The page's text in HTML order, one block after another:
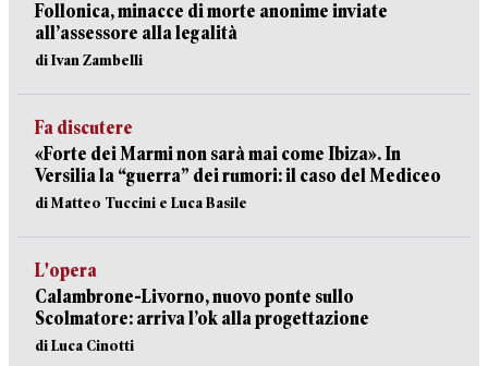
Follonica, minacce di morte anonime inviate
all’assessore alla legalità
di Ivan Zambelli
Fa discutere
«Forte dei Marmi non sarà mai come Ibiza». In
Versilia la “guerra” dei rumori: il caso del Mediceo
di Matteo Tuccini e Luca Basile
L'opera
Calambrone-Livorno, nuovo ponte sullo
Scolmatore: arriva l’ok alla progettazione
di Luca Cinotti